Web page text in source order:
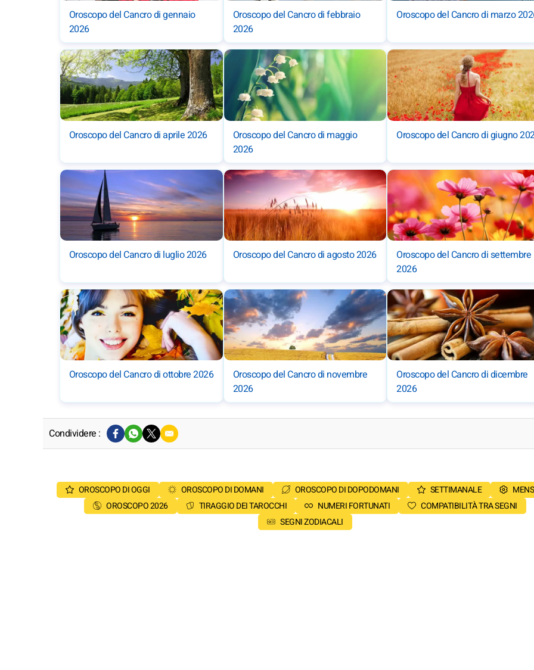
Oroscopo del Cancro di gennaio
2026
Oroscopo del Cancro di febbraio
2026
Oroscopo del Cancro di marzo
Oroscopo del Cancro di aprile 2026
Oroscopo del Cancro di maggio
2026
Oroscopo del Cancro di giugno
Oroscopo del Cancro di luglio 2026 Oroscopo del Cancro di agosto 2026
Oroscopo del Cancro di settembre
2026
Oroscopo del Cancro di ottobre 2026
Oroscopo del Cancro di novembre
2026
Oroscopo del Cancro di dicembre
2026
Condividere :
OROSCOPO DI OGGI OROSCOPO DI DOMANI OROSCOPO DI DOPODOMANI SETTIMANALE
OROSCOPO 2026
TIRAGGIO DEI TAROCCHI NUMERI FORTUNATI
COMPATIBILITÀ TRA SEGNI
SEGNI ZODIACALI